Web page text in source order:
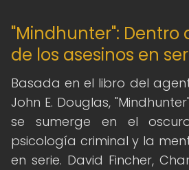
"Mindhunter": Dentro
de los asesinos en
Basada en el libro del
John E. Douglas,
se sumerge en el
psicología criminal y la
en serie. David Fincher,